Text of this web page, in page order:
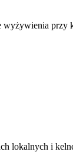
przy
lokalnych i